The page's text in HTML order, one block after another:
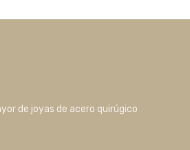
de joyas de acero quirúgico